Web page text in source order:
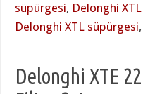
süpürgesi, Delonghi
Delonghi XTL süpürgesi,
Delonghi XTE